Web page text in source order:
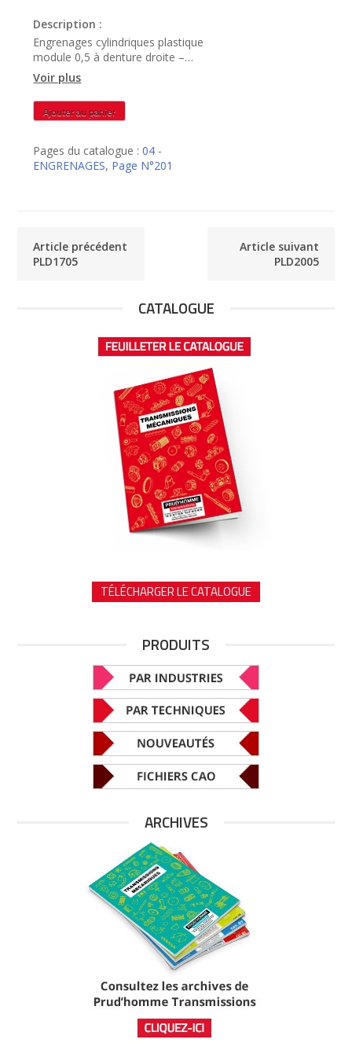
Description :
Engrenages cylindriques plastique
module 0,5 à denture droite –
PLD1905
Voir plus
quantité
de
Ajouter au panier
Pages du catalogue :04 -
ENGRENAGES, Page N°201
Article précédent
PLD1705
Article suivant
PLD2005
CATALOGUE
TÉLÉCHARGER LE CATALOGUE
PRODUITS
ARCHIVES